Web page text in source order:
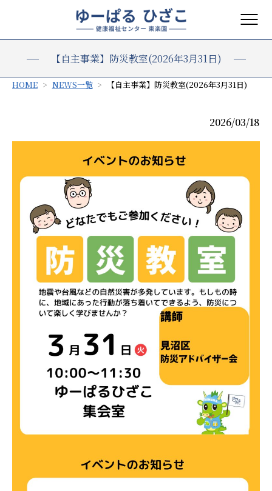
【自主事業】防災教室(2026年3月31日)
HOME NEWS一覧 【自主事業】防災教室(2026年3月31日)
2026/03/18